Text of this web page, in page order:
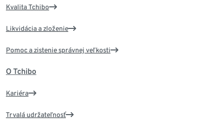
Kvalita Tchibo
Likvidácia a zloženie
Pomoc a zistenie správnej veľkosti
O Tchibo
Kariéra
Trvalá udržateľnosť